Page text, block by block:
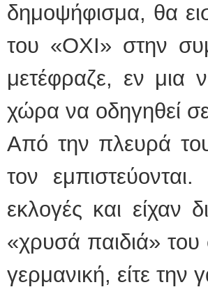
δημοψήφισμα, θα
του «ΟΧΙ» στην
μετέφραζε, εν μια
χώρα να οδηγηθεί
Από την πλευρά
τον
εκλογές και
«χρυσά παιδιά» του
γερμανική, είτε την